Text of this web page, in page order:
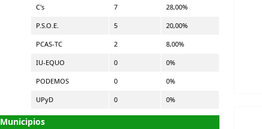
C's 7 28,00%
P.S.O.E. 5 20,00%
PCAS-TC 2 8,00%
IU-EQUO 0 0%
PODEMOS 0 0%
UPyD 0 0%
Municipios